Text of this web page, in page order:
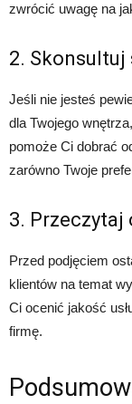
zwrócić uwagę na
2. Skonsultuj
Jeśli nie jesteś
dla Twojego
pomoże Ci dobrać
zarówno Twoje
3.
Przed podjęciem
klientów na temat
Ci ocenić jakość
firmę.